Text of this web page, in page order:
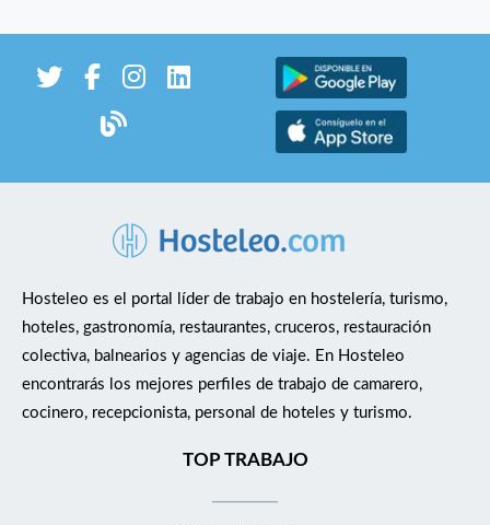
Hosteleo es el portal líder de trabajo en hostelería, turismo,
hoteles, gastronomía, restaurantes, cruceros, restauración
colectiva, balnearios y agencias de viaje. En Hosteleo
encontrarás los mejores perfiles de trabajo de camarero,
cocinero, recepcionista, personal de hoteles y turismo.
TOP TRABAJO